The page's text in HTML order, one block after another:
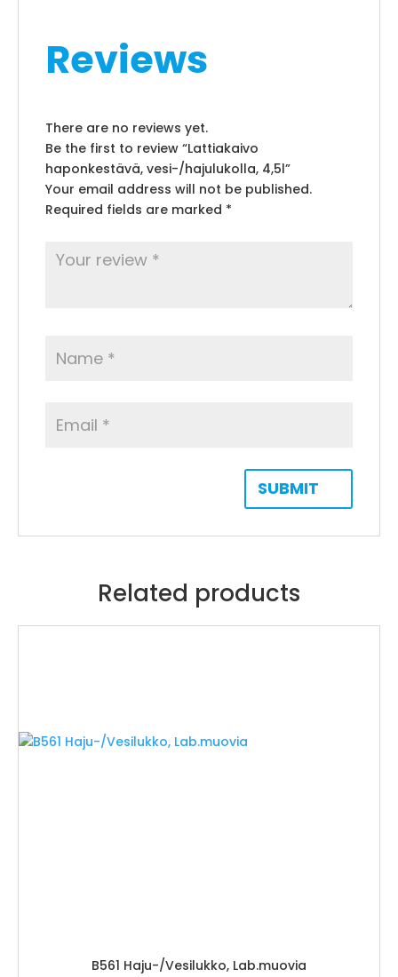
Reviews
There are no reviews yet.
Be the first to review “Lattiakaivo
haponkestävä, vesi-/hajulukolla, 4,5l”
Your email address will not be published.
Required fields are marked *
Related products
B561 Haju-/Vesilukko, Lab.muovia